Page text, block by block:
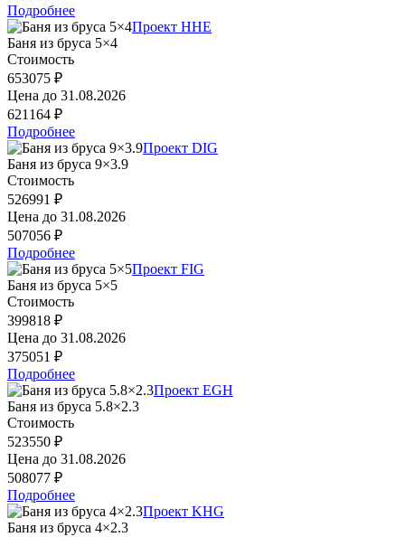
Подробнее
Проект HHE
Баня из бруса 5×4
Стоимость
653075 ₽
Цена до 31.08.2026
621164 ₽
Подробнее
Проект DIG
Баня из бруса 9×3.9
Стоимость
526991 ₽
Цена до 31.08.2026
507056 ₽
Подробнее
Проект FIG
Баня из бруса 5×5
Стоимость
399818 ₽
Цена до 31.08.2026
375051 ₽
Подробнее
Проект EGH
Баня из бруса 5.8×2.3
Стоимость
523550 ₽
Цена до 31.08.2026
508077 ₽
Подробнее
Проект KHG
Баня из бруса 4×2.3